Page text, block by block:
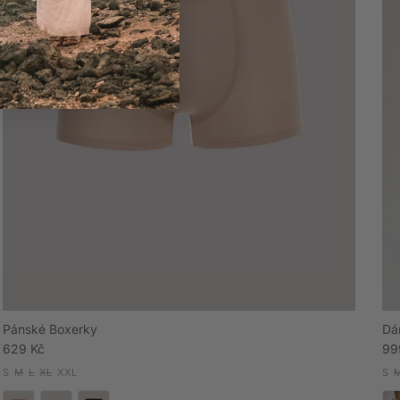
Pánské Boxerky
Běžná cena
629 Kč
S M L XL XXL S